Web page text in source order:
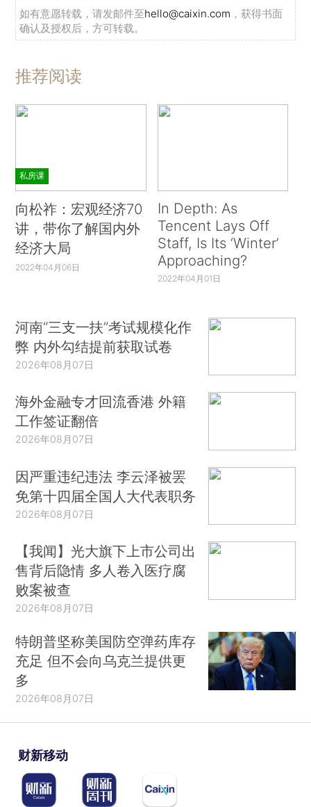
如有意愿转载，请发邮件至hello@caixin.com ，获得书面
确认及授权后，方可转载。
推荐阅读
私房课
向松祚：宏观经济70
讲，带你了解国内外
经济大局
2022年04月06日
In Depth: As
Tencent Lays Off
Staff, Is Its ‘Winter’
Approaching?
2022年04月01日
河南“三支一扶”考试规模化作
弊 内外勾结提前获取试卷
2026年08月07日
海外金融专才回流香港 外籍
工作签证翻倍
2026年08月07日
因严重违纪违法 李云泽被罢
免第十四届全国人大代表职务
2026年08月07日
【我闻】光大旗下上市公司出
售背后隐情 多人卷入医疗腐
败案被查
2026年08月07日
特朗普坚称美国防空弹药库存
充足 但不会向乌克兰提供更
多
2026年08月07日
财新移动